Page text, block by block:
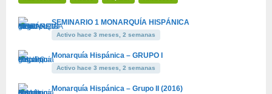
SEMINARIO 1 MONARQUÍA HISPÁNICA
Activo hace 3 meses, 2 semanas
Monarquía Hispánica – GRUPO I
Activo hace 3 meses, 2 semanas
Monarquía Hispánica – Grupo II (2016)